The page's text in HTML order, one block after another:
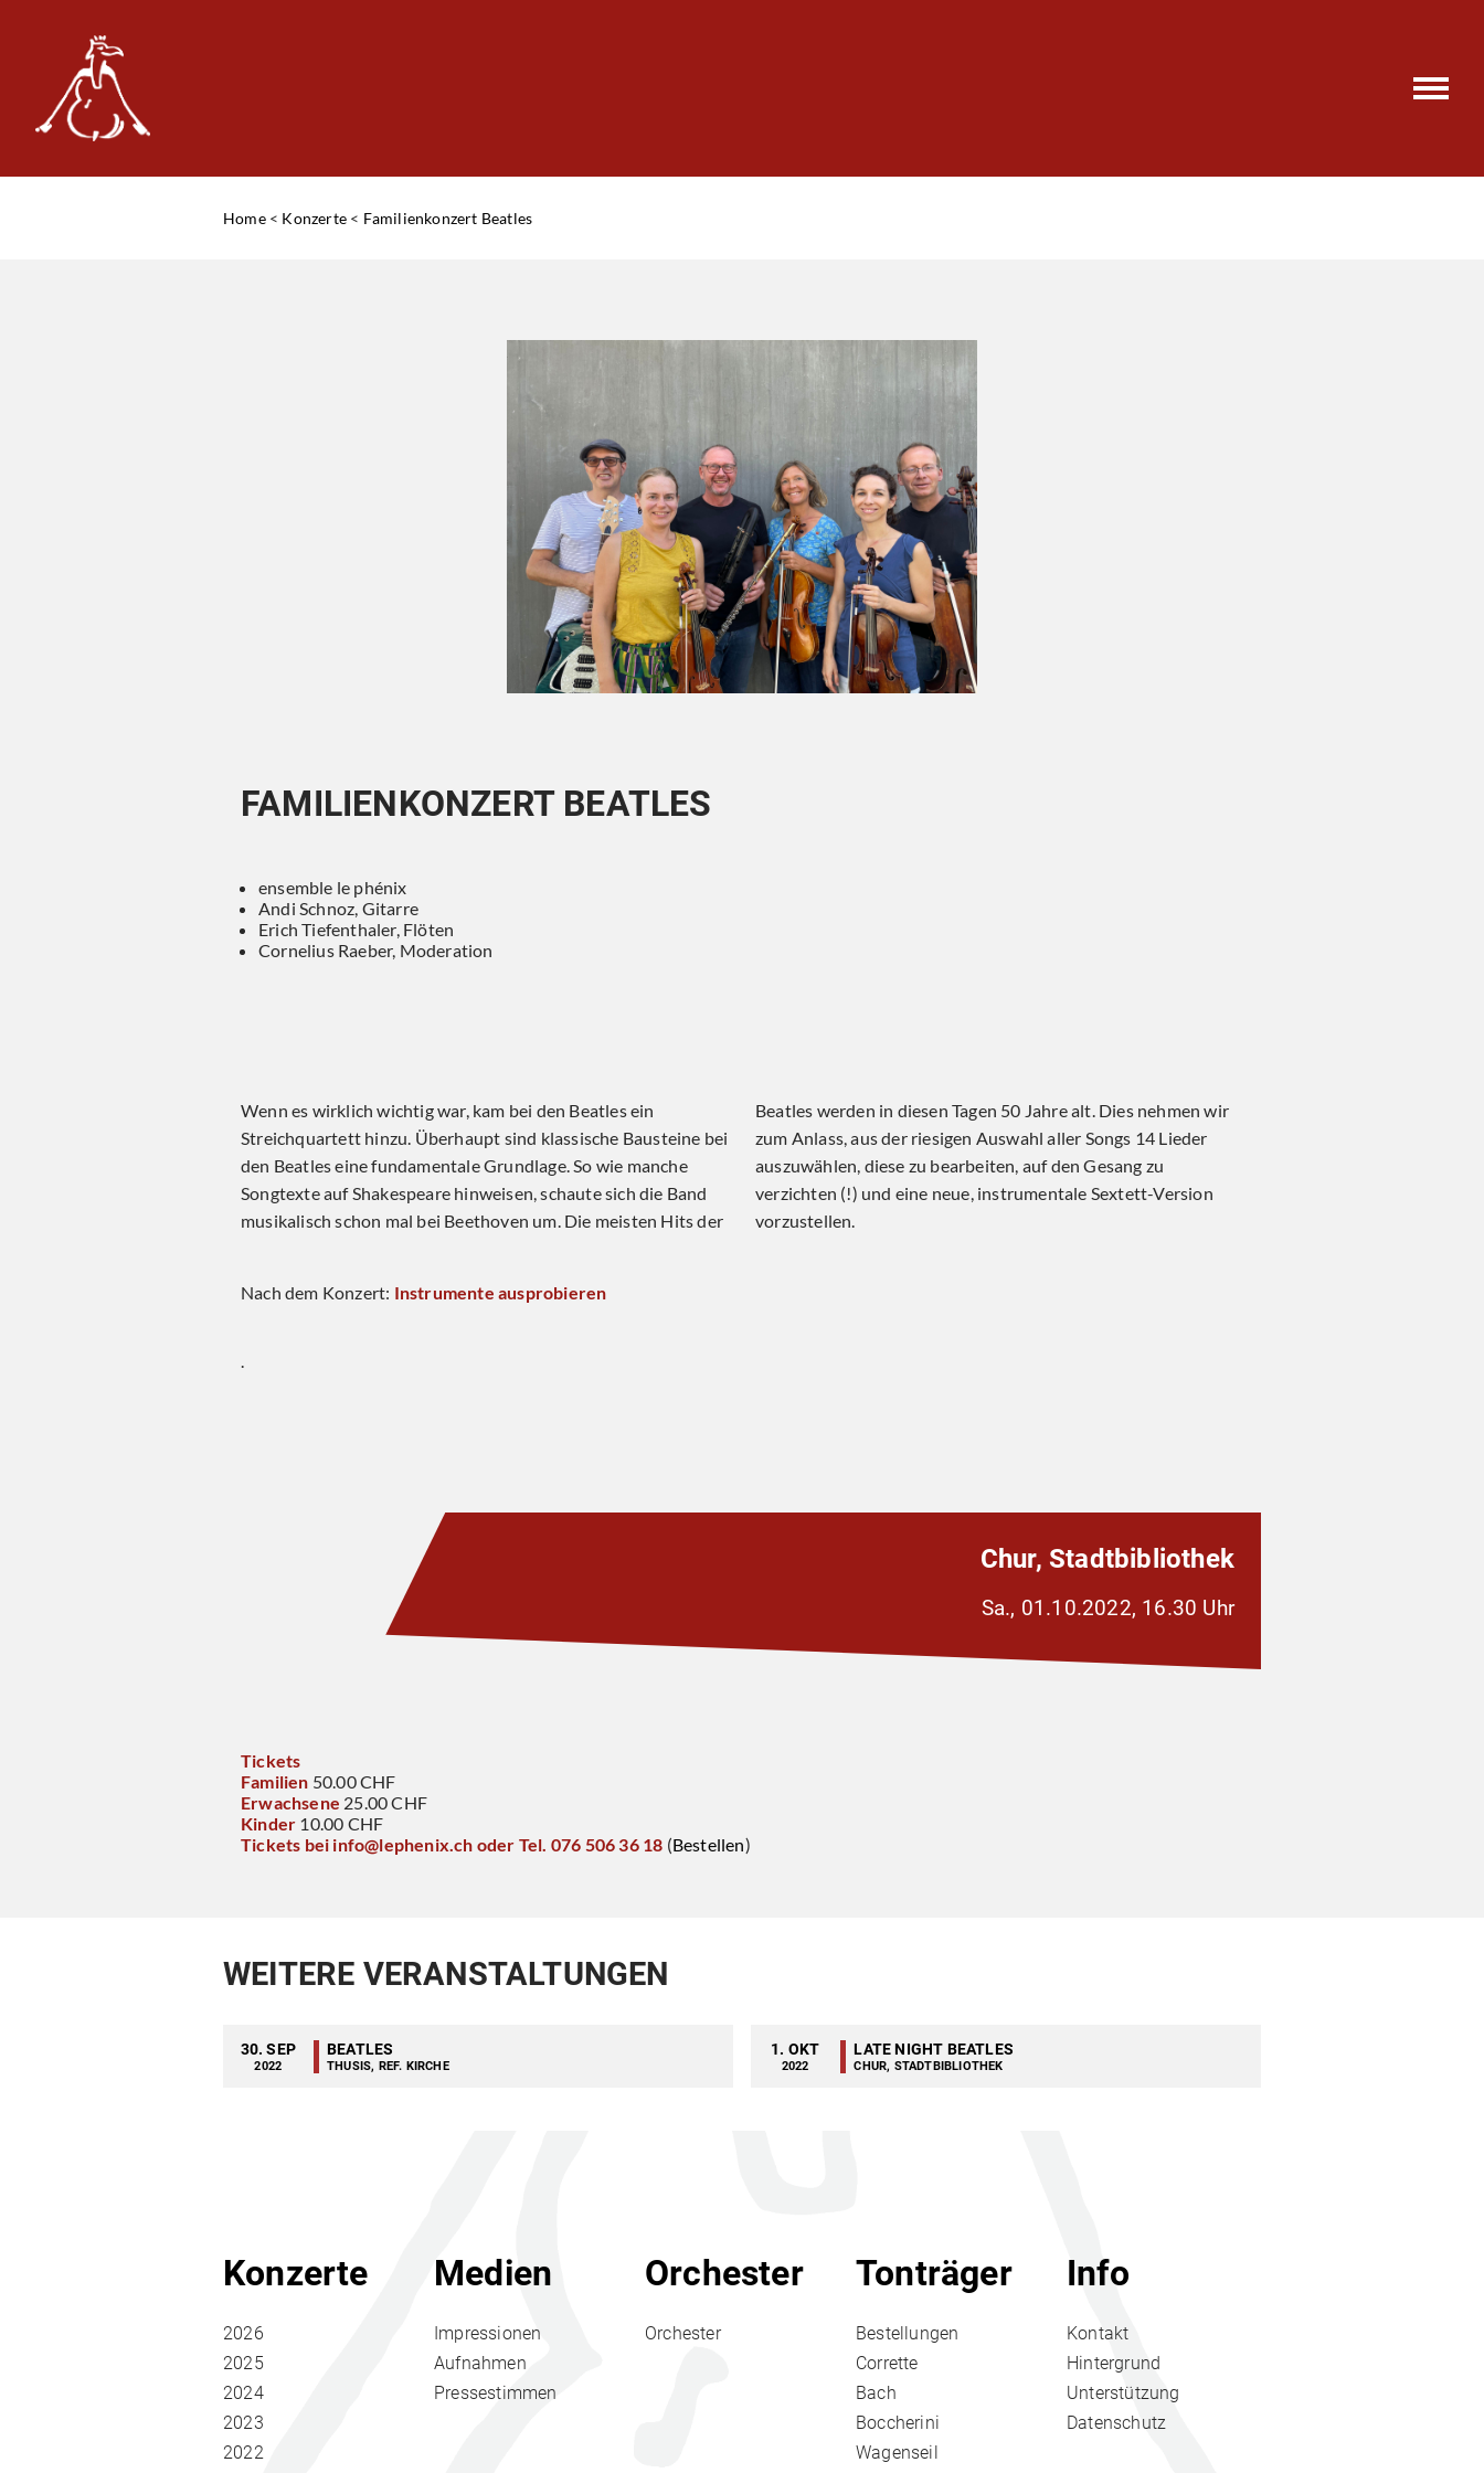
Home< Konzerte < Familienkonzert Beatles
FAMILIENKONZERT BEATLES
ensemble le phénix
Andi Schnoz, Gitarre
Erich Tiefenthaler, Flöten
Cornelius Raeber, Moderation
Wenn es wirklich wichtig war, kam bei den Beatles ein
Streichquartett hinzu. Überhaupt sind klassische Bausteine bei
den Beatles eine fundamentale Grundlage. So wie manche
Songtexte auf Shakespeare hinweisen, schaute sich die Band
musikalisch schon mal bei Beethoven um. Die meisten Hits der
Beatles werden in diesen Tagen 50 Jahre alt. Dies nehmen wir
zum Anlass, aus der riesigen Auswahl aller Songs 14 Lieder
auszuwählen, diese zu bearbeiten, auf den Gesang zu
verzichten (!) und eine neue, instrumentale Sextett-Version
vorzustellen.
Nach dem Konzert: Instrumente ausprobieren
.
Chur, Stadtbibliothek
Sa., 01.10.2022, 16.30 Uhr
Tickets
Familien 50.00 CHF
Erwachsene 25.00 CHF
Kinder 10.00 CHF
Tickets bei info@lephenix.ch oder Tel. 076 506 36 18 (Bestellen)
WEITERE VERANSTALTUNGEN
30. SEP
2022
BEATLES
THUSIS, REF. KIRCHE
1. OKT
2022
LATE NIGHT BEATLES
CHUR, STADTBIBLIOTHEK
Konzerte
2026
2025
2024
2023
2022
Medien
Impressionen
Aufnahmen
Pressestimmen
Orchester
Orchester
Tonträger
Bestellungen
Corrette
Bach
Boccherini
Wagenseil
Info
Kontakt
Hintergrund
Unterstützung
Datenschutz